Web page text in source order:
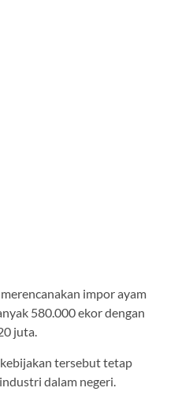
impor ayam
580.000 ekor dengan
juta.
tersebut tetap
dalam negeri.